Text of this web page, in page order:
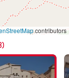
contributors
)